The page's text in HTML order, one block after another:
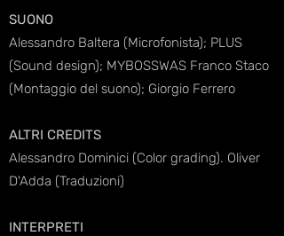
SUONO
Alessandro Baltera (Microfonista); PLUS
(Sound design); MYBOSSWAS Franco Staco
(Montaggio del suono); Giorgio Ferrero
ALTRI CREDITS
Alessandro Dominici (Color grading). Oliver
D'Adda (Traduzioni)
INTERPRETI